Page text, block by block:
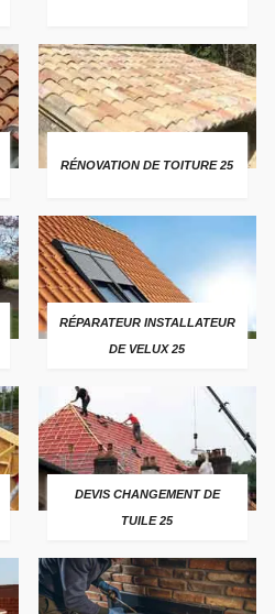
RÉNOVATION DE TOITURE 25
RÉPARATEUR INSTALLATEUR
DE VELUX 25
DEVIS CHANGEMENT DE
TUILE 25